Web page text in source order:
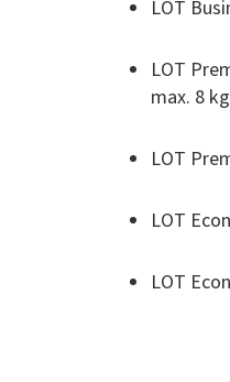
LOT
LOT
max. 8
LOT
LOT
LOT